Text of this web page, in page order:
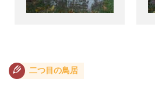
二つ目の鳥居